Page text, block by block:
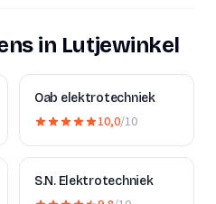
in Lutjewinkel
Oab elektrotechniek
10,0/10
S.N. Elektrotechniek